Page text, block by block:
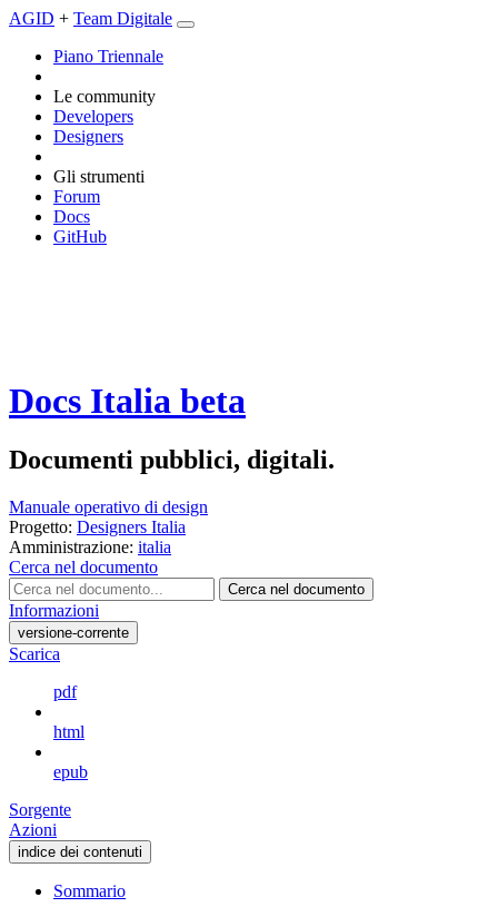
AGID + Team Digitale
Piano Triennale
Le community
Developers
Designers
Gli strumenti
Forum
Docs
GitHub
Docs Italia beta
Documenti pubblici, digitali.
Manuale operativo di design
Progetto: Designers Italia
Amministrazione: italia
Cerca nel documento
Cerca nel documento
Informazioni
versione-corrente
Scarica
pdf
html
epub
Sorgente
Azioni
indice dei contenuti
Sommario